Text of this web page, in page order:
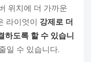
위치에 더 가까운
라이엇이 강제로 더
하도록 할 수 있습니
일 수 있습니다.